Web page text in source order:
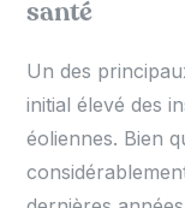
santé
Un des
initial élevé des
éoliennes. Bien